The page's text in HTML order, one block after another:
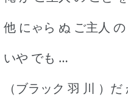
他 にゃら ぬ ご主人
いや でも …
（ブラック 羽 川 ）だ